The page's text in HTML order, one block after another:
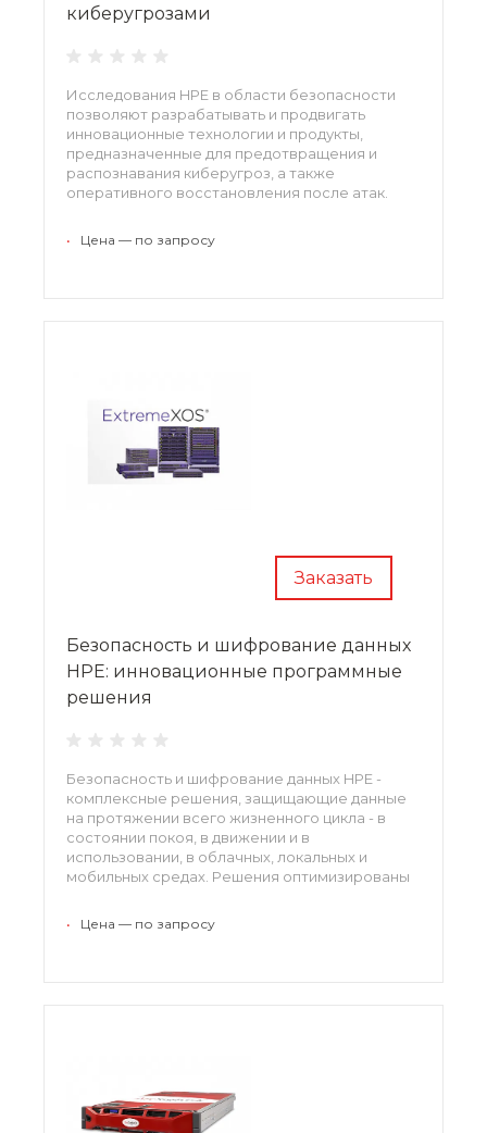
киберугрозами
Исследования HPE в области безопасности
позволяют разрабатывать и продвигать
инновационные технологии и продукты,
предназначенные для предотвращения и
распознавания киберугроз, а также
оперативного восстановления после атак.
корпоративных данных, так и приложений.
• Цена — по запросу
Заказать
Безопасность и шифрование данных
HPE: инновационные программные
решения
Безопасность и шифрование данных HPE -
комплексные решения, защищающие данные
на протяжении всего жизненного цикла - в
состоянии покоя, в движении и в
использовании, в облачных, локальных и
мобильных средах. Решения оптимизированы
экосистем и областей Big Data/IoT.
• Цена — по запросу